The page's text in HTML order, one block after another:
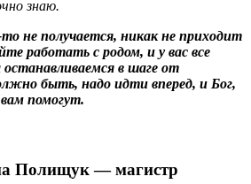
знаю.
то не получается, никак не приходит
работать с родом, и у вас все
в шаге от
быть, надо идти вперед, и Бог,
помогут.
Полищук — магистр